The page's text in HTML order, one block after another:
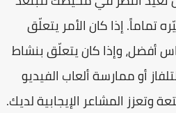
تماماً. إذا كان الأمر يتعلّق
أفضل، وإذا كان يتعلّق بنشاط
أو ممارسة ألعاب الفيديو
وتعزز المشاعر الإيجابية لديك.